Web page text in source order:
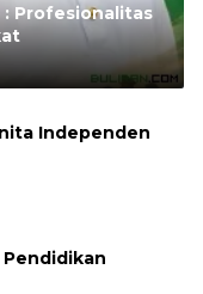
Independen
Pendidikan